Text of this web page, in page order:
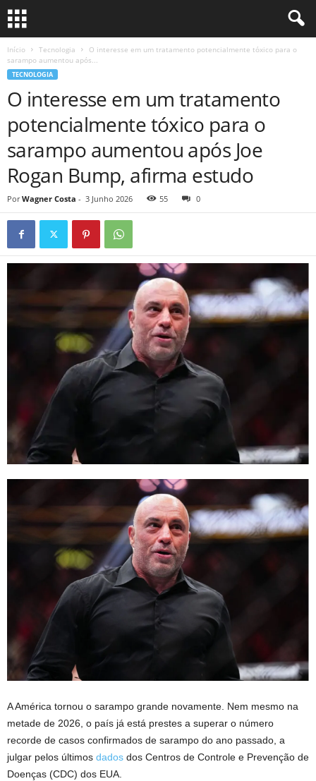
Início Tecnologia
O interesse em um tratamento potencialmente tóxico para o
sarampo aumentou após...
TECNOLOGIA
O interesse em um tratamento
potencialmente tóxico para o
sarampo aumentou após Joe
Rogan Bump, afirma estudo
Por Wagner Costa - 3 Junho 2026 55 0
A América tornou o sarampo grande novamente. Nem mesmo na
metade de 2026, o país já está prestes a superar o número
recorde de casos confirmados de sarampo do ano passado, a
julgar pelos últimos dados dos Centros de Controle e Prevenção de
Doenças (CDC) dos EUA.